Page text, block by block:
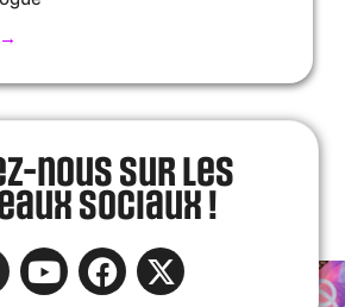
nous sur les
sociaux !